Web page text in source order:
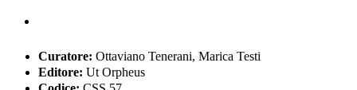
Curatore: Ottaviano Tenerani, Marica Testi
Editore: Ut Orpheus